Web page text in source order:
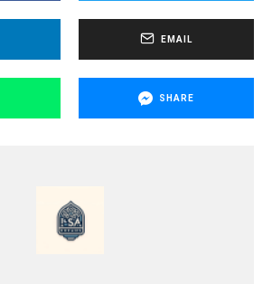
EMAIL
SHARE